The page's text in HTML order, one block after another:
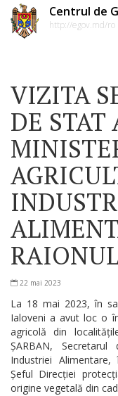
Centrul de
http://egov.md/ro
VIZITA
DE STAT
22 mai 2023
La 18 mai 2023, în
Ialoveni a avut loc o
agricolă din
ȘARBAN,
Industriei
Șeful Direcției
origine vegetală din